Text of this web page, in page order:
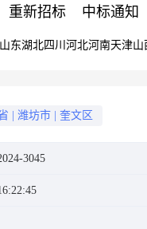
重新招标 中标通知
山东湖北四川 河北河南天津山
潍坊市 奎文区
3045